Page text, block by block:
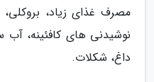
مصرف غذای زیاد،
نوشیدنی های کافئینه،
داغ، شکلات.